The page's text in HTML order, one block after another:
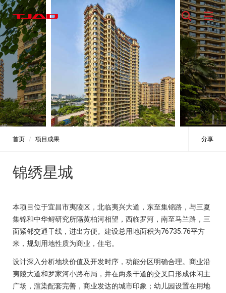
首页 项目成果 分享
锦绣星城
本项目位于宜昌市夷陵区，北临夷兴大道，东至集锦路，与三夏
集锦和中华鲟研究所隔黄柏河相望，西临罗河，南至马兰路，三
面紧邻交通干线，进出方便。建设总用地面积为76735.76平方
米，规划用地性质为商业，住宅。
设计深入分析地块价值及开发时序，功能分区明确合理。商业沿
夷陵大道和罗家河小路布局，并在两条干道的交叉口形成休闲主
广场，渲染配套完善，商业发达的城市印象；幼儿园设置在用地